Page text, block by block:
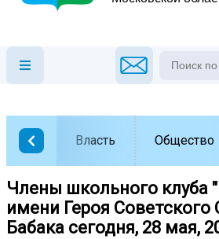
Власть Общество
Члены школьного клуба
имени Героя Советского
Бабака сегодня, 28 мая,